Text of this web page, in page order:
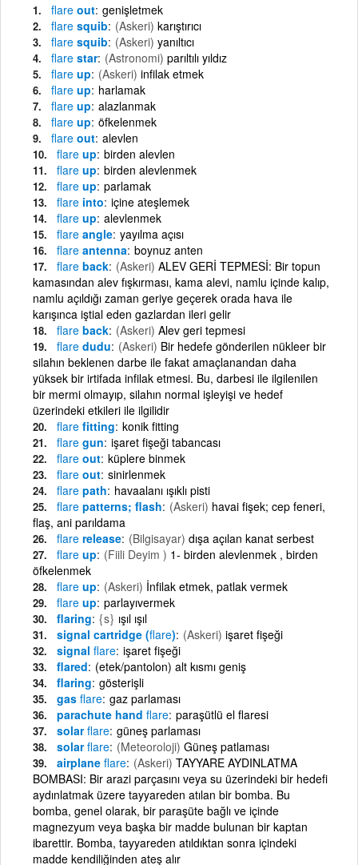
flare out genişletmek
flare squib (Askeri) karıştırıcı
flare squib (Askeri) yanıltıcı
flare star (Astronomi) parıltılı yıldız
flare up (Askeri) infilak etmek
flare up harlamak
flare up alazlanmak
flare up öfkelenmek
flare out alevlen
flare up birden alevlen
flare up birden alevlenmek
flare up parlamak
flare into içine ateşlemek
flare up alevlenmek
flare angle yayılma açısı
flare antenna boynuz anten
flare back (Askeri) ALEV GERİ TEPMESİ: Bir topun
kamasından alev fışkırması, kama alevi, namlu içinde kalıp,
namlu açıldığı zaman geriye geçerek orada hava ile
karışınca iştial eden gazlardan ileri gelir
flare back (Askeri) Alev geri tepmesi
flare dudu (Askeri) Bir hedefe gönderilen nükleer bir
silahın beklenen darbe ile fakat amaçlanandan daha
yüksek bir irtifada infilak etmesi. Bu, darbesi ile ilgilenilen
bir mermi olmayıp, silahın normal işleyişi ve hedef
üzerindeki etkileri ile ilgilidir
flare fitting konik fitting
flare gun işaret fişeği tabancası
flare out küplere binmek
flare out sinirlenmek
flare path havaalanı ışıklı pisti
flare patterns; flash (Askeri) havai fişek; cep feneri,
flaş, ani parıldama
flare release (Bilgisayar) dışa açılan kanat serbest
flare up (Fiili Deyim ) 1- birden alevlenmek , birden
öfkelenmek
flare up (Askeri) İnfilak etmek, patlak vermek
flare up parlayıvermek
flaring {s} ışıl ışıl
signal cartridge (flare) (Askeri) işaret fişeği
signal flare işaret fişeği
flared (etek/pantolon) alt kısmı geniş
flaring gösterişli
gas flare gaz parlaması
parachute hand flare paraşütlü el flaresi
solarflare güneş parlaması
solarflare (Meteoroloji) Güneş patlaması
airplane flare (Askeri) TAYYARE AYDINLATMA
BOMBASI: Bir arazi parçasını veya su üzerindeki bir hedefi
aydınlatmak üzere tayyareden atılan bir bomba. Bu
bomba, genel olarak, bir paraşüte bağlı ve içinde
magnezyum veya başka bir madde bulunan bir kaptan
ibarettir. Bomba, tayyareden atıldıktan sonra içindeki
madde kendiliğinden ateş alır